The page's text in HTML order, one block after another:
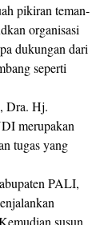
pikiran teman-
organisasi
dukungan dari
seperti
Dra. Hj.
merupakan
tugas yang
PALI,
susun